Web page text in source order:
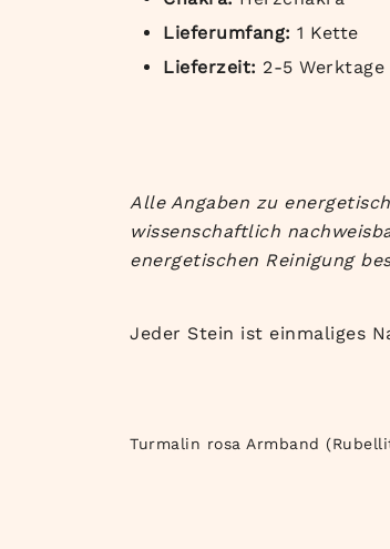
Lieferumfang: 1 Kette
Lieferzeit: 2-5 Werktage
Alle Angaben zu
wissenschaftlich
energetischen Reinigung
Jeder Stein ist einmaliges
Turmalin rosa Armband